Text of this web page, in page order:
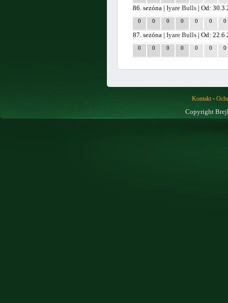
86. sezóna |Iyare Bulls | Od:
0 0 0 0 0 0 0
87. sezóna |Iyare Bulls | Od:
0 0 0 0 0 0 0
Kontakt-
Copyright